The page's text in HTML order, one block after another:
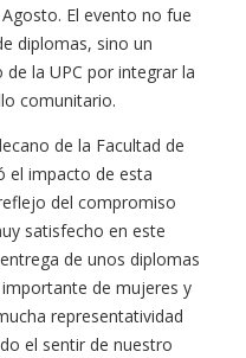
El evento no fue
diplomas, sino un
la UPC por integrar la
comunitario.
de la Facultad de
el impacto de esta
del compromiso
satisfecho en este
de unos diplomas
de mujeres y
representatividad
el sentir de nuestro